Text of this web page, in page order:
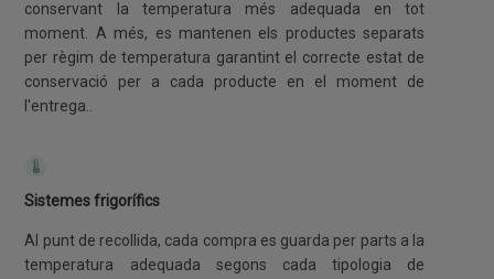
conservant la temperatura més adequada en tot
moment. A més, es mantenen els productes separats
per règim de temperatura garantint el correcte estat de
conservació per a cada producte en el moment de
l'entrega..
Sistemes frigorífics
Al punt de recollida, cada compra es guarda per parts a la
temperatura adequada segons cada tipologia de